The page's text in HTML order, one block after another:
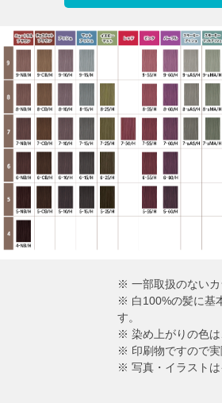
※ 一部取扱のないカ
※ 白100%の髪に基
す。
※ 染め上がりの色
※ 印刷物ですので
※ 写真・イラストは